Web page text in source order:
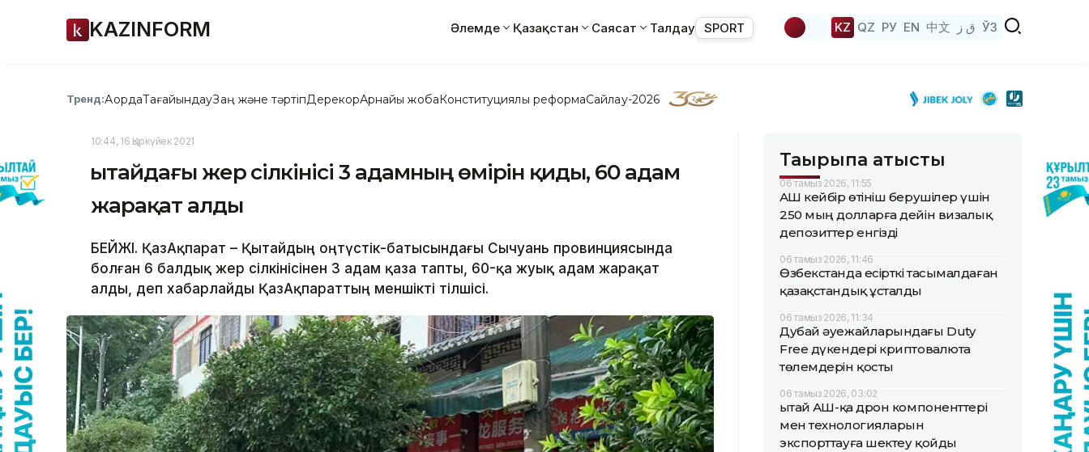
KAZINFORM Әлемде Қазақстан Саясат Талдау SPORT KZ QZ РУ EN 中文 ق ز ЎЗ
Тренд:АқордаТағайындауЗаң және тәртіпДерекқорАрнайы жобаКонституциялық реформаСайлау-2026
10:44, 16 Қыркүйек 2021
Қытайдағы жер сілкінісі 3 адамның өмірін қиды, 60 адам
жарақат алды
БЕЙЖІҢ. ҚазАқпарат – Қытайдың оңтүстік-батысындағы Сычуань провинциясында
болған 6 балдық жер сілкінісінен 3 адам қаза тапты, 60-қа жуық адам жарақат
алды, деп хабарлайды ҚазАқпараттың меншікті тілшісі.
Тақырыпқа қатысты
06 тамыз 2026, 11:55
АҚШ кейбір өтініш берушілер үшін
250 мың долларға дейін визалық
депозиттер енгізді
06 тамыз 2026, 11:46
Өзбекстанда есірткі тасымалдаған
қазақстандық ұсталды
06 тамыз 2026, 11:34
Дубай әуежайларындағы Duty
Free дүкендері криптовалюта
төлемдерін қосты
06 тамыз 2026, 03:02
Қытай АҚШ-қа дрон компоненттері
мен технологияларын
экспорттауға шектеу қойды